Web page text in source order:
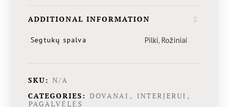
ADDITIONAL INFORMATION
Segtukų spalva Pilki, Rožiniai
SKU: N/A
CATEGORIES: DOVANAI , INTERJERUI ,
PAGALVĖLĖS